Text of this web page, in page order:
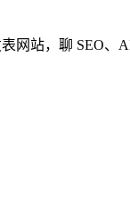
网站，聊 SEO、